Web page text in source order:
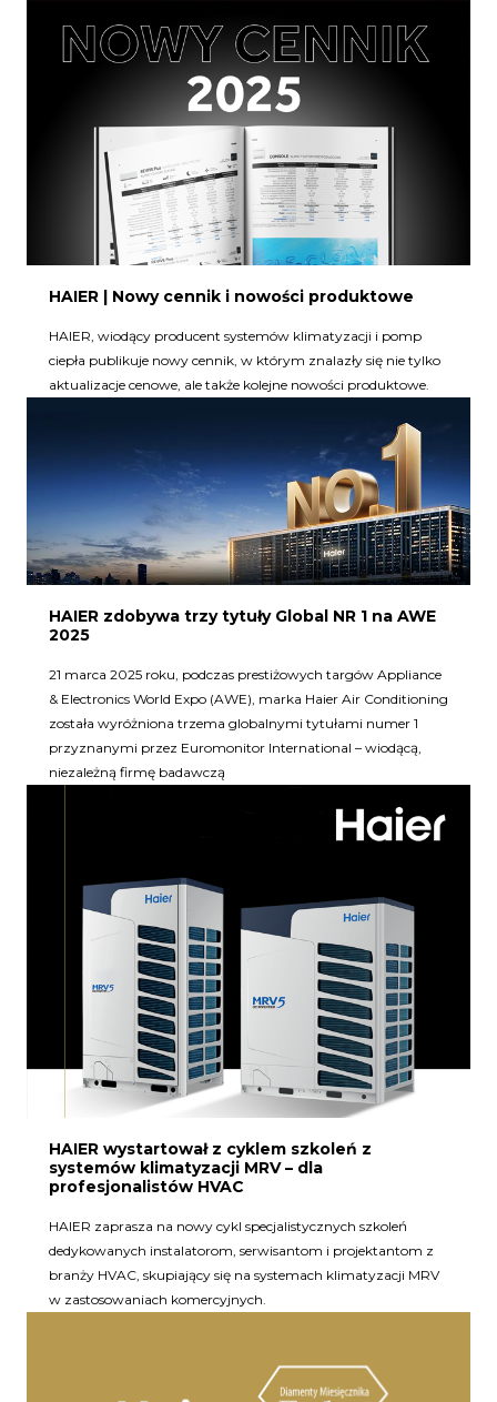
HAIER | Nowy cennik i nowości produktowe
HAIER, wiodący producent systemów klimatyzacji i pomp
ciepła publikuje nowy cennik, w którym znalazły się nie tylko
aktualizacje cenowe, ale także kolejne nowości produktowe.
HAIER zdobywa trzy tytuły Global NR 1 na AWE
2025
21 marca 2025 roku, podczas prestiżowych targów Appliance
& Electronics World Expo (AWE), marka Haier Air Conditioning
została wyróżniona trzema globalnymi tytułami numer 1
przyznanymi przez Euromonitor International – wiodącą,
niezależną firmę badawczą
HAIER wystartował z cyklem szkoleń z
systemów klimatyzacji MRV – dla
profesjonalistów HVAC
HAIER zaprasza na nowy cykl specjalistycznych szkoleń
dedykowanych instalatorom, serwisantom i projektantom z
branży HVAC, skupiający się na systemach klimatyzacji MRV
w zastosowaniach komercyjnych.